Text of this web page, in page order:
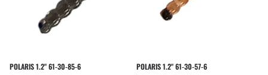
POLARIS 1.2" 61-30-85-6 POLARIS 1.2" 61-30-57-6